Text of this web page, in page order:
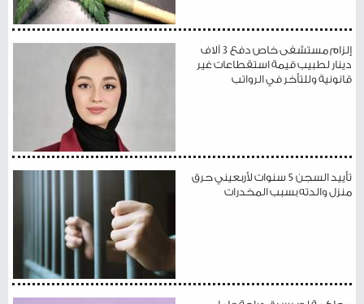
إلزام مستشفى خاص دفع 3 آلاف
دينار لطبيب قيمة استقطاعات غير
قانونية وللتأخر في الرواتب
تأييد السجن 5 سنوات لأربعيني حرق
منزل والدته بسبب المخدرات